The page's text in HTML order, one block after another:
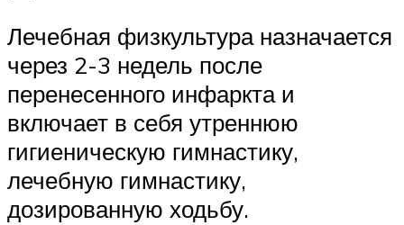
Лечебная физкультура назначается
через 2-3 недель после
перенесенного инфаркта и
включает в себя утреннюю
гигиеническую гимнастику,
лечебную гимнастику,
дозированную ходьбу.